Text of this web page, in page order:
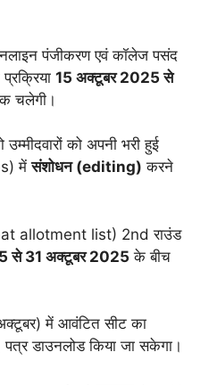
पंजीकरण एवं कॉलेज पसंद
15 अक्टूबर 2025 से
चलेगी।
को अपनी भरी हुई
मेंसंशोधन (editing) करने
allotment list) 2nd राउंड
से 31 अक्टूबर 2025 के बीच
में आवंटित सीट का
पत्र डाउनलोड किया जा सकेगा।